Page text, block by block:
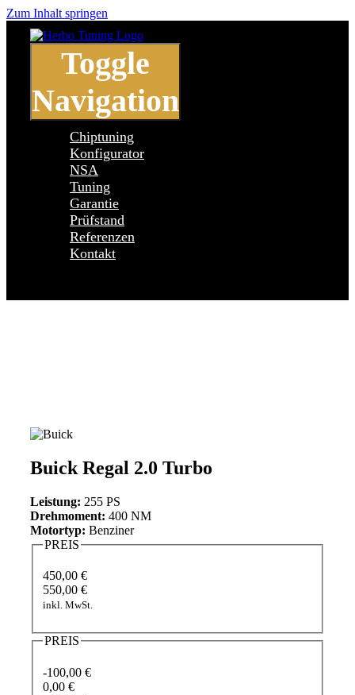
Zum Inhalt springen
Toggle
Navigation
Chiptuning
Konfigurator
NSA
Tuning
Garantie
Prüfstand
Referenzen
Kontakt
Buick Regal 2.0 Turbo
Leistung: 255 PS
Drehmoment: 400 NM
Motortyp: Benziner
PREIS
450,00 €
550,00 €
inkl. MwSt.
PREIS
-100,00 €
0,00 €